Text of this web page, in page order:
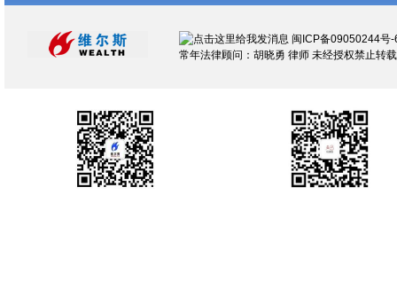
闽ICP备09050244号-
常年法律顾问：胡晓勇 律师 未经授权禁止转